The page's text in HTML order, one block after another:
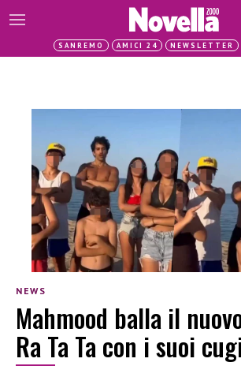
SANREMO AMICI 24 NEWSLETTER
NEWS
Mahmood balla il
Ra Ta Ta con i suoi